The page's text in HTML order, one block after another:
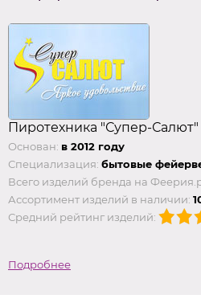
Пиротехника "Супер-Салют"
Основан: в 2012 году
Специализация: бытовые
Всего изделий бренда на
Ассортимент изделий в наличии:
Средний рейтинг изделий:
Подробнее